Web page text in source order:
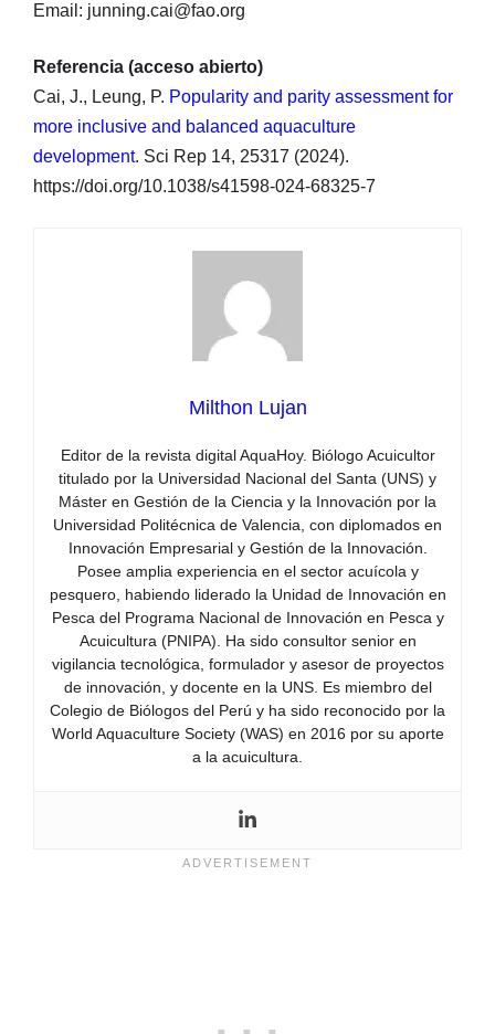
Email: junning.cai@fao.org
Referencia (acceso abierto)
Cai, J., Leung, P. Popularity and parity assessment for
more inclusive and balanced aquaculture
development. Sci Rep 14, 25317 (2024).
https://doi.org/10.1038/s41598-024-68325-7
Milthon Lujan
Editor de la revista digital AquaHoy. Biólogo Acuicultor
titulado por la Universidad Nacional del Santa (UNS) y
Máster en Gestión de la Ciencia y la Innovación por la
Universidad Politécnica de Valencia, con diplomados en
Innovación Empresarial y Gestión de la Innovación.
Posee amplia experiencia en el sector acuícola y
pesquero, habiendo liderado la Unidad de Innovación en
Pesca del Programa Nacional de Innovación en Pesca y
Acuicultura (PNIPA). Ha sido consultor senior en
vigilancia tecnológica, formulador y asesor de proyectos
de innovación, y docente en la UNS. Es miembro del
Colegio de Biólogos del Perú y ha sido reconocido por la
World Aquaculture Society (WAS) en 2016 por su aporte
a la acuicultura.